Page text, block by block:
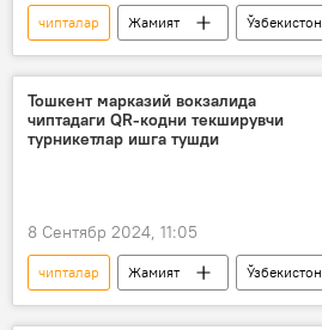
чипталар Жамият
Ўзбекистон
талабалар
Янги йил
поезд қатнови
самолётга билет
Тошкент марказий вокзалида
чиптадаги QR-кодни текширувчи
турникетлар ишга тушди
8 Сентябр 2024, 11:05
чипталар Жамият
Ўзбекистон
темир йўл